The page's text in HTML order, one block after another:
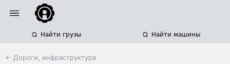
Найти грузы Найти машины
← Дороги, инфраструктура